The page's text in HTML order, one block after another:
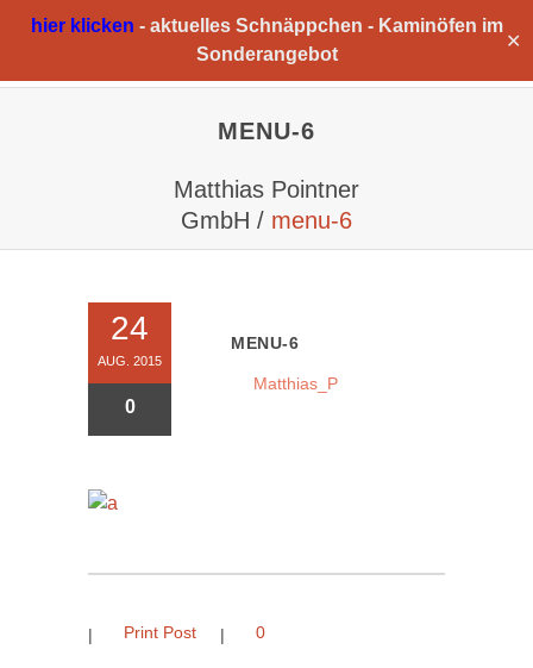
hier klicken - aktuelles Schnäppchen - Kaminöfen im
Sonderangebot
✕
MENU-6
Matthias Pointner
GmbH / menu-6
24
AUG. 2015
0
MENU-6
Matthias_P
Print Post 0